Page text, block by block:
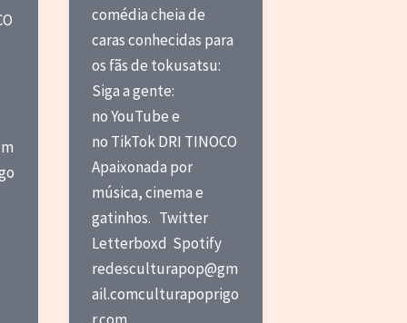
comédia cheia de
caras conhecidas para
os fãs de tokusatsu:
Siga a gente:
no YouTube e
no TikTok DRI TINOCO
Apaixonada por
música, cinema e
gatinhos. Twitter
Letterboxd Spotify
redesculturapop@gm
ail.comculturapoprigo